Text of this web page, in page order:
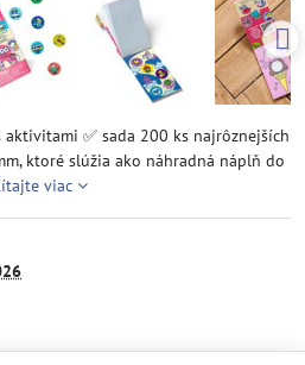
✅ sada 200 ks najrôznejších
ktoré slúžia ako náhradná náplň do
viac